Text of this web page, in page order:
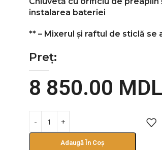
instalarea bateriei
** – Mixerul și raftul de sticlă se
Preț:
8 850.00 MDL
Adaugă În Coș